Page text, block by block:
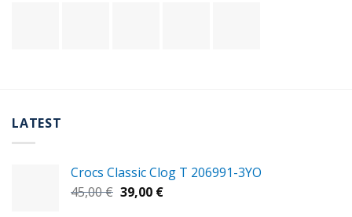
LATEST
Crocs Classic Clog T 206991-3YΟ
45,00€ Original
39,00 €Η